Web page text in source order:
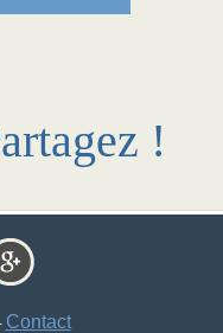
!
Contact